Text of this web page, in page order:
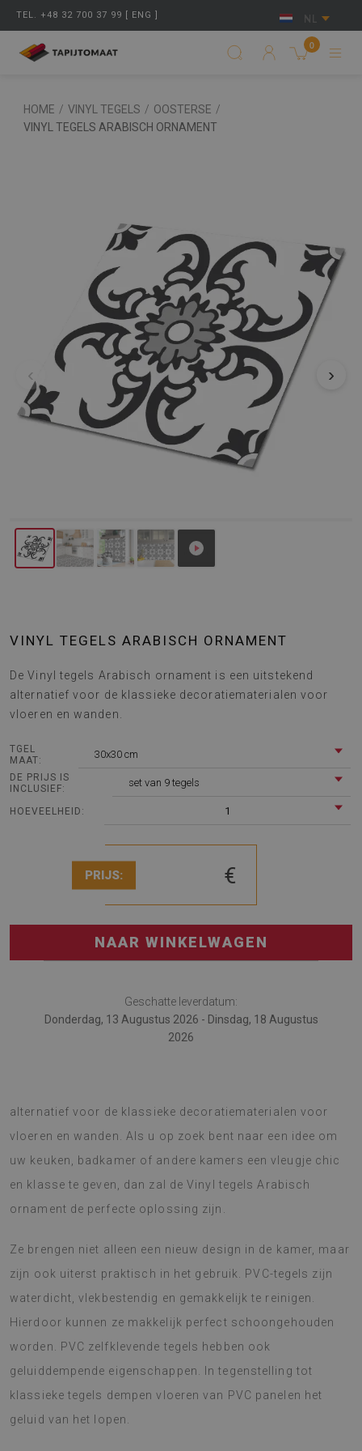
TEL. +48 32 700 37 99 [ ENG ] NL
0
HOME / VINYL TEGELS / OOSTERSE /
VINYL TEGELS ARABISCH ORNAMENT
‹ ›
VINYL TEGELS ARABISCH ORNAMENT
De Vinyl tegels Arabisch ornament is een uitstekend
alternatief voor de klassieke decoratiematerialen voor
vloeren en wanden.
TGEL
MAAT:
30x30 cm
DE PRIJS IS
INCLUSIEF:
set van 9 tegels
HOEVEELHEID: 1
PRIJS: €
NAAR WINKELWAGEN
Geschatte leverdatum:
Donderdag, 13 Augustus 2026 - Dinsdag, 18 Augustus
2026
alternatief voor de klassieke decoratiematerialen voor
vloeren en wanden. Als u op zoek bent naar een idee om
uw keuken, badkamer of andere kamers een vleugje chic
en klasse te geven, dan zal de Vinyl tegels Arabisch
ornament de perfecte oplossing zijn.
Ze brengen niet alleen een nieuw design in de kamer, maar
zijn ook uiterst praktisch in het gebruik. PVC-tegels zijn
waterdicht, vlekbestendig en gemakkelijk te reinigen.
Hierdoor kunnen ze makkelijk perfect schoongehouden
worden. PVC zelfklevende tegels hebben ook
geluiddempende eigenschappen. In tegenstelling tot
klassieke tegels dempen vloeren van PVC panelen het
geluid van het lopen.